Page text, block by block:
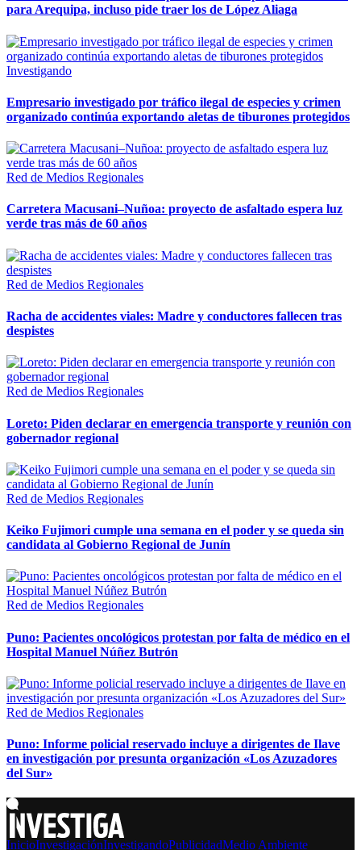
para Arequipa, incluso pide traer los de López Aliaga
Investigando
Empresario investigado por tráfico ilegal de especies y crimen
organizado continúa exportando aletas de tiburones protegidos
Red de Medios Regionales
Carretera Macusani–Nuñoa: proyecto de asfaltado espera luz
verde tras más de 60 años
Red de Medios Regionales
Racha de accidentes viales: Madre y conductores fallecen tras
despistes
Red de Medios Regionales
Loreto: Piden declarar en emergencia transporte y reunión con
gobernador regional
Red de Medios Regionales
Keiko Fujimori cumple una semana en el poder y se queda sin
candidata al Gobierno Regional de Junín
Red de Medios Regionales
Puno: Pacientes oncológicos protestan por falta de médico en el
Hospital Manuel Núñez Butrón
Red de Medios Regionales
Puno: Informe policial reservado incluye a dirigentes de Ilave
en investigación por presunta organización «Los Azuzadores
del Sur»
InicioInvestigaciónInvestigandoPublicidadMedio Ambiente